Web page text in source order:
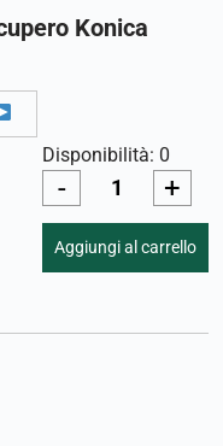
Konica
Disponibilità: 0
- +
Aggiungi al carrello